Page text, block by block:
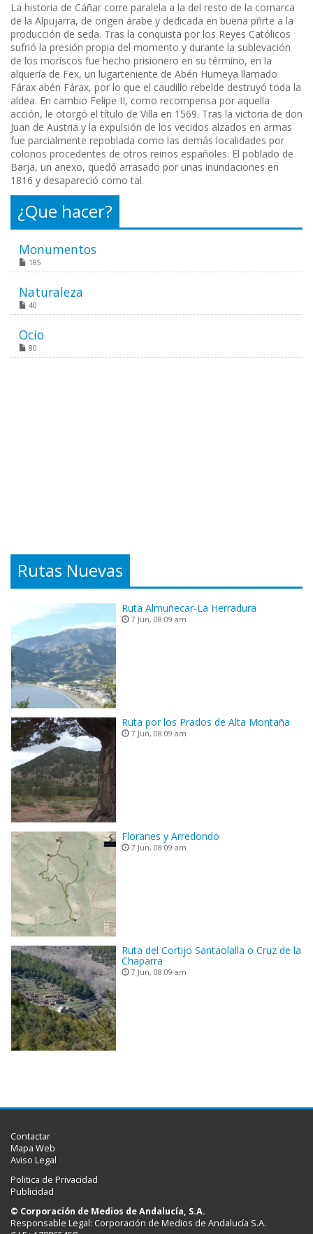
La historia de Cáñar corre paralela a la del resto de la comarca
de la Alpujarra, de origen árabe y dedicada en buena pñrte a la
producción de seda. Tras la conquista por los Reyes Católicos
sufrió la presión propia del momento y durante la sublevación
de los moriscos fue hecho prisionero en su término, en la
alquería de Fex, un lugarteniente de Abén Humeya llamado
Fárax abén Fárax, por lo que el caudillo rebelde destruyó toda la
aldea. En cambio Felipe II, como recompensa por aquella
acción, le otorgó el título de Villa en 1569. Tras la victoria de don
Juan de Austria y la expulsión de los vecidos alzados en armas
fue parcialmente repoblada como las demás localidades por
colonos procedentes de otros reinos españoles. El poblado de
Barja, un anexo, quedó arrasado por unas inundaciones en
1816 y desapareció como tal.
¿Que hacer?
Monumentos
185
Naturaleza
40
Ocio
80
Rutas Nuevas
Ruta Almuñecar-La Herradura
7 Jun, 08:09 am
Ruta por los Prados de Alta Montaña
7 Jun, 08:09 am
Floranes y Arredondo
7 Jun, 08:09 am
Ruta del Cortijo Santaolalla o Cruz de la
Chaparra
7 Jun, 08:09 am
Contactar
Mapa Web
Aviso Legal
Politica de Privacidad
Publicidad
© Corporación de Medios de Andalucía, S.A.
Responsable Legal: Corporación de Medios de Andalucía S.A.